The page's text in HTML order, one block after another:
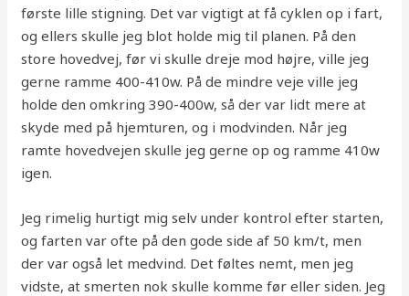
første lille stigning. Det var vigtigt at få cyklen op i fart,
og ellers skulle jeg blot holde mig til planen. På den
store hovedvej, før vi skulle dreje mod højre, ville jeg
gerne ramme 400-410w. På de mindre veje ville jeg
holde den omkring 390-400w, så der var lidt mere at
skyde med på hjemturen, og i modvinden. Når jeg
ramte hovedvejen skulle jeg gerne op og ramme 410w
igen.
Jeg rimelig hurtigt mig selv under kontrol efter starten,
og farten var ofte på den gode side af 50 km/t, men
der var også let medvind. Det føltes nemt, men jeg
vidste, at smerten nok skulle komme før eller siden. Jeg